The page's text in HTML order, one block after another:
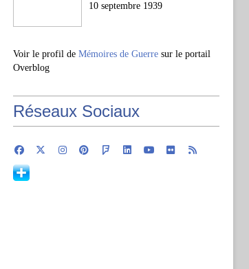
10 septembre 1939
Voir le profil de Mémoires de Guerre sur le portail
Overblog
Réseaux Sociaux